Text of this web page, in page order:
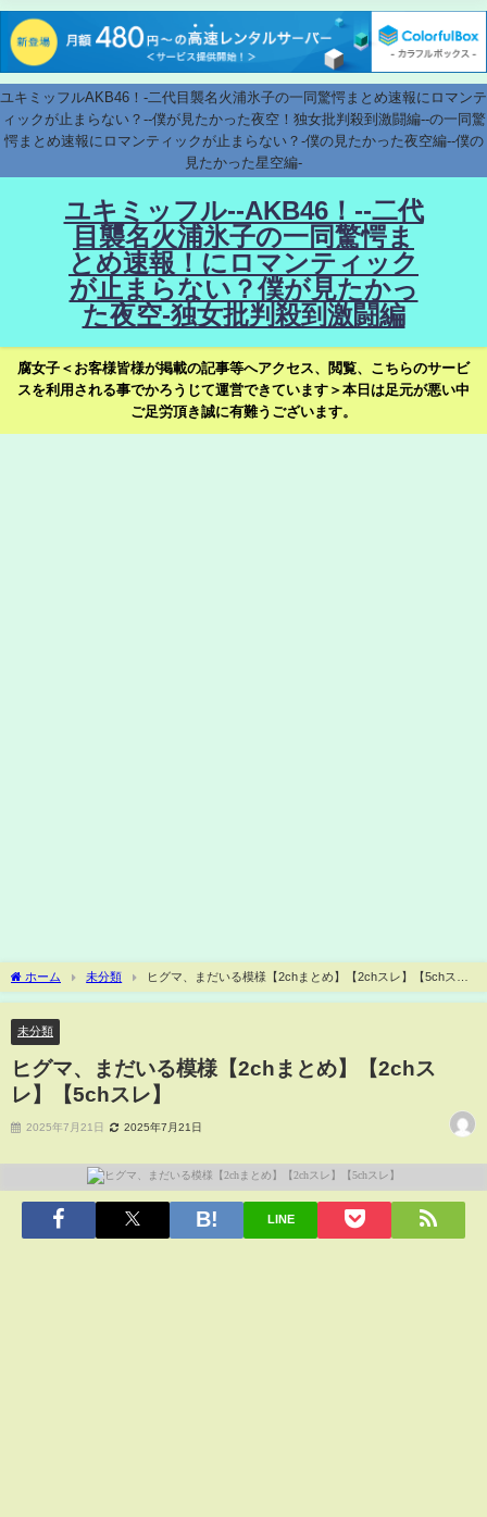
ユキミッフルAKB46！-二代目襲名火浦氷子の一同驚愕まとめ速報にロマンテ
ィックが止まらない？--僕が見たかった夜空！独女批判殺到激闘編--の一同驚
愕まとめ速報にロマンティックが止まらない？-僕の見たかった夜空編--僕の
見たかった星空編-
ユキミッフル--AKB46！--二代
目襲名火浦氷子の一同驚愕ま
とめ速報！にロマンティック
が止まらない？僕が見たかっ
た夜空-独女批判殺到激闘編
腐女子＜お客様皆様が掲載の記事等へアクセス、閲覧、こちらのサービ
スを利用される事でかろうじて運営できています＞本日は足元が悪い中
ご足労頂き誠に有難うございます。
ホーム 未分類
ヒグマ、まだいる模様【2chまとめ】【2chスレ】【5chス
レ】
未分類
ヒグマ、まだいる模様【2chまとめ】【2chス
レ】【5chスレ】
2025年7月21日 2025年7月21日
LINE